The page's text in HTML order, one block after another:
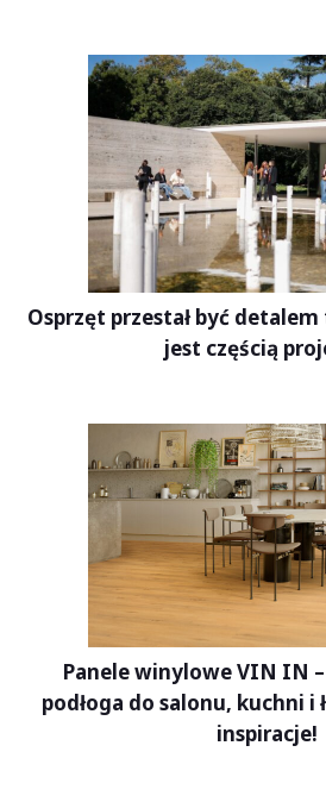
Osprzęt przestał być
jest częścią
Panele winylowe VIN IN
podłoga do salonu, kuchni i
inspiracje!